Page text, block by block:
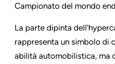
Campionato del mondo
La parte dipinta
rappresenta un simbolo di
abilità automobilistica, ma